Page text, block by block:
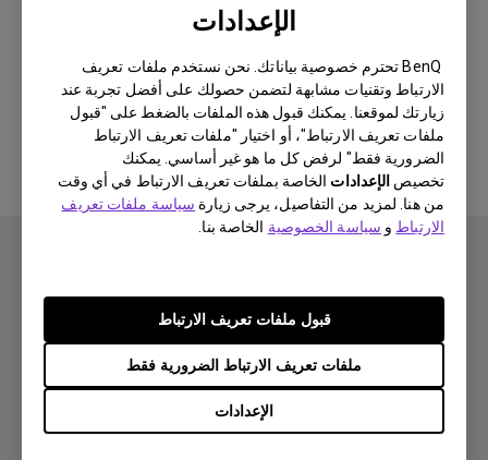
الإعدادات
BenQ تحترم خصوصية بياناتك. نحن نستخدم ملفات تعريف
الارتباط وتقنيات مشابهة لتضمن حصولك على أفضل تجربة عند
زيارتك لموقعنا. يمكنك قبول هذه الملفات بالضغط على "قبول
ملفات تعريف الارتباط"، أو اختيار "ملفات تعريف الارتباط
الضرورية فقط" لرفض كل ما هو غير أساسي. يمكنك
تخصيص الإعدادات الخاصة بملفات تعريف الارتباط في أي وقت
من هنا. لمزيد من التفاصيل، يرجى زيارة سياسة ملفات تعريف
الارتباط و سياسة الخصوصية الخاصة بنا.
الإعدادات
ملفات تعريف الارتباط الضرورية فقط
قبول ملفات تعريف الارتباط
نعم لا
اشتراك
منتجات